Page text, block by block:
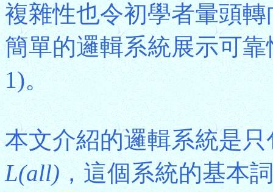
複雜性也令初學者暈頭
簡單的邏輯系統展示可
1)。
本文介紹的邏輯系統是
L(all)，這個系統的基本